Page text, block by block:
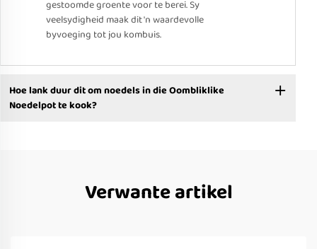
gestoomde groente voor te berei. Sy
veelsydigheid maak dit 'n waardevolle
byvoeging tot jou kombuis.
Hoe lank duur dit om noedels in die Oombliklike
Noedelpot te kook?
Verwante artikel